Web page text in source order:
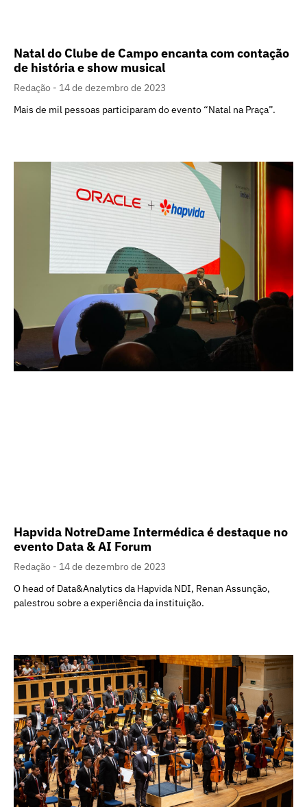
Natal do Clube de Campo encanta com contação
de história e show musical
Redação
14 de dezembro de 2023
Mais de mil pessoas participaram do evento “Natal na Praça”.
Hapvida NotreDame Intermédica é destaque no
evento Data & AI Forum
Redação
14 de dezembro de 2023
O head of Data&Analytics da Hapvida NDI, Renan Assunção,
palestrou sobre a experiência da instituição.